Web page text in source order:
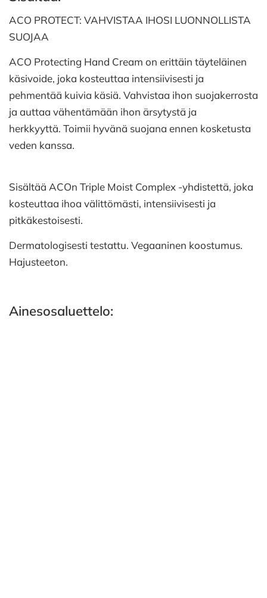
ACO PROTECT: VAHVISTAA IHOSI LUONNOLLISTA
SUOJAA
ACO Protecting Hand Cream on erittäin täyteläinen
käsivoide, joka kosteuttaa intensiivisesti ja
pehmentää kuivia käsiä. Vahvistaa ihon suojakerrosta
ja auttaa vähentämään ihon ärsytystä ja
herkkyyttä. Toimii hyvänä suojana ennen kosketusta
veden kanssa.
Sisältää ACOn Triple Moist Complex -yhdistettä, joka
kosteuttaa ihoa välittömästi, intensiivisesti ja
pitkäkestoisesti.
Dermatologisesti testattu. Vegaaninen koostumus.
Hajusteeton.
Ainesosaluettelo: